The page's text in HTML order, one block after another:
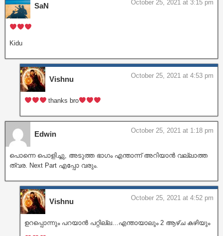
SaN October 25, 2021 at 3:15 pm
Kidu
Vishnu October 25, 2021 at 4:53 pm
thanks bro
Edwin October 25, 2021 at 1:18 pm
പൊന്നെ പൊളിച്ചു, അടുത്ത ഭാഗം എന്താന്ന് അറിയാന്‍ വല്ലാത്ത
ത്വര. Next Part എപ്പോ വരും.
Vishnu October 25, 2021 at 4:52 pm
ഉറപ്പൊന്നും പറയാൻ പറ്റില്ല…എന്തായാലും 2 ആഴ്ച കഴിയും